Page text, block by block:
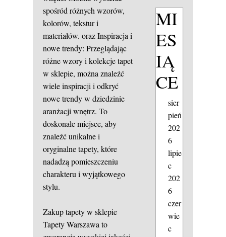
spośród różnych wzorów,
kolorów, tekstur i
materiałów. oraz Inspiracja i
nowe trendy: Przeglądając
różne wzory i kolekcje tapet
w sklepie, można znaleźć
wiele inspiracji i odkryć
nowe trendy w dziedzinie
aranżacji wnętrz. To
doskonałe miejsce, aby
znaleźć unikalne i
oryginalne tapety, które
nadadzą pomieszczeniu
charakteru i wyjątkowego
stylu.
Zakup tapety w sklepie
Tapety Warszawa to
MI
ES
IĄ
CE
sier
pień
202
6
lipie
c
202
6
czer
wie
c